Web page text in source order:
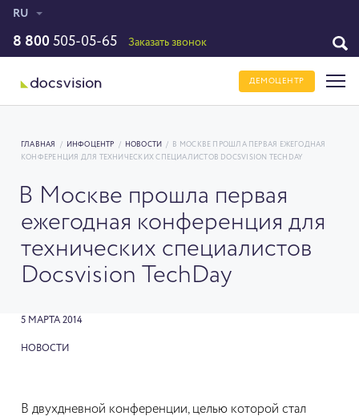
RU
8 800 505-05-65 Заказать звонок
ДЕМОЦЕНТР
ГЛАВНАЯ / ИНФОЦЕНТР / НОВОСТИ /
В МОСКВЕ ПРОШЛА ПЕРВАЯ ЕЖЕГОДНАЯ
КОНФЕРЕНЦИЯ ДЛЯ ТЕХНИЧЕСКИХ СПЕЦИАЛИСТОВ DOCSVISION TECHDAY
В Москве прошла первая
ежегодная конференция для
технических специалистов
Docsvision TechDay
5 МАРТА 2014
НОВОСТИ
В двухдневной конференции, целью которой стал